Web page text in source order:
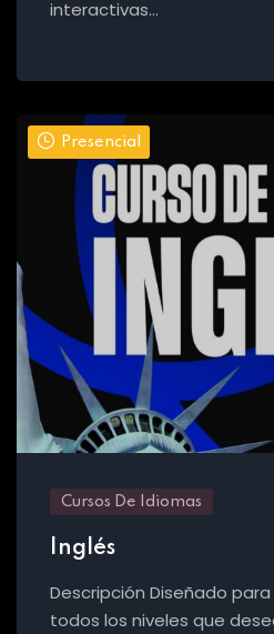
interactivas…
Presencial
Cursos De Idiomas
Inglés
Descripción Diseñado
todos los niveles que